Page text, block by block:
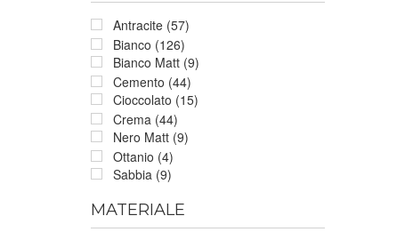
Antracite (57)
Bianco (126)
Bianco Matt (9)
Cemento (44)
Cioccolato (15)
Crema (44)
Nero Matt (9)
Ottanio (4)
Sabbia (9)
MATERIALE